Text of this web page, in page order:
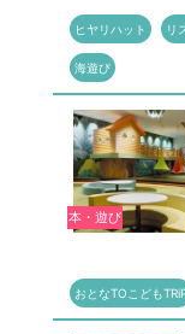
ヒヤリハット リ
海遊び
本・遊び
おとなTOこども